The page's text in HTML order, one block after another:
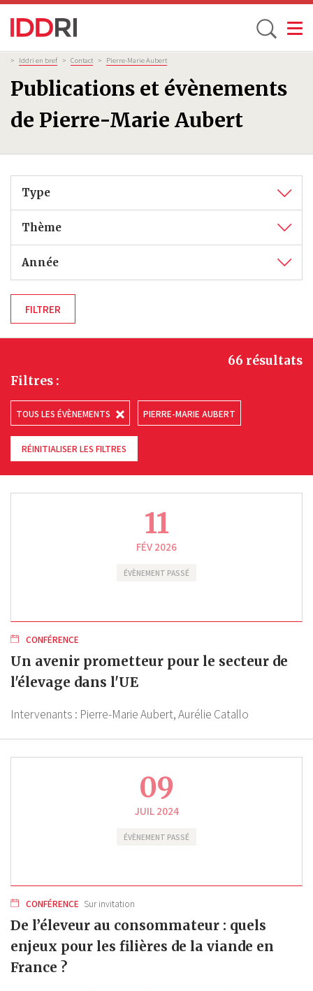
Aller
au
contenu
principal
Toggle
Publications et évènements
de Pierre-Marie Aubert
Fil
d'Ariane
> Iddri en bref > Contact > Pierre-Marie Aubert
Type
Thème
Année
Filtres :
TOUS LES ÉVÈNEMENTS PIERRE-MARIE AUBERT
RÉINITIALISER LES FILTRES
66 résultats
11
FÉV 2026
ÉVÈNEMENT PASSÉ
CONFÉRENCE
Un avenir prometteur pour le secteur de
l'élevage dans l'UE
Intervenants : Pierre-Marie Aubert,Aurélie Catallo
09
JUIL 2024
ÉVÈNEMENT PASSÉ
CONFÉRENCE Sur invitation
De l’éleveur au consommateur : quels
enjeux pour les filières de la viande en
France ?